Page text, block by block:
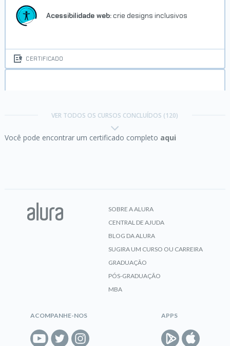
Acessibilidade web: crie designs inclusivos
CERTIFICADO
gerencie Docker na nuvem da AWS
VER TODOS OS CURSOS CONCLUÍDOS (120)
Você pode encontrar um certificado completo aqui
SOBRE A ALURA
CENTRAL DE AJUDA
BLOG DA ALURA
SUGIRA UM CURSO OU CARREIRA
GRADUAÇÃO
PÓS-GRADUAÇÃO
MBA
ACOMPANHE-NOS APPS